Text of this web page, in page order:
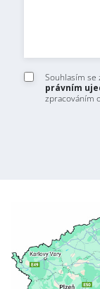
Souhlasím se
právním
zpracováním
Firma /
Obor / Field
Přihlásit
Zásady